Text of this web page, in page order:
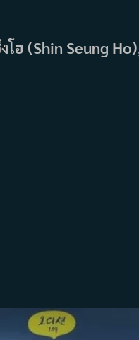
ฮ (Shin Seung